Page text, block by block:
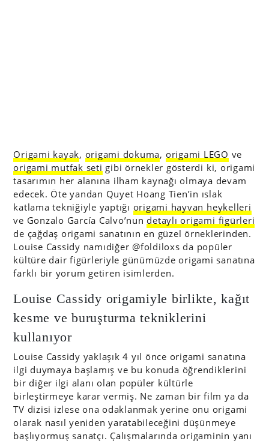
Origami kayak, origami dokuma, origami LEGO ve
origami mutfak seti gibi örnekler gösterdi ki, origami
tasarımın her alanına ilham kaynağı olmaya devam
edecek. Öte yandan Quyet Hoang Tien’in ıslak
katlama tekniğiyle yaptığı origami hayvan heykelleri
ve ​Gonzalo García Calvo’nun detaylı origami figürleri
de çağdaş origami sanatının en güzel örneklerinden.
Louise Cassidy namıdiğer @foldiloxs da popüler
kültüre dair figürleriyle günümüzde origami sanatına
farklı bir yorum getiren isimlerden.
Louise Cassidy origamiyle birlikte, kağıt
kesme ve buruşturma tekniklerini
kullanıyor
Louise Cassidy yaklaşık 4 yıl önce origami sanatına
ilgi duymaya başlamış ve bu konuda öğrendiklerini
bir diğer ilgi alanı olan popüler kültürle
birleştirmeye karar vermiş. Ne zaman bir film ya da
TV dizisi izlese ona odaklanmak yerine onu origami
olarak nasıl yeniden yaratabileceğini düşünmeye
başlıyormuş sanatçı. Çalışmalarında origaminin yanı